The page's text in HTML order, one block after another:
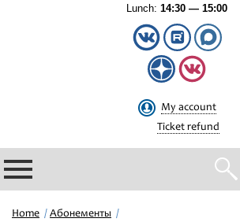
Lunch: 14:30 — 15:00
My account
Ticket refund
Philharmonic
Home Абонементы